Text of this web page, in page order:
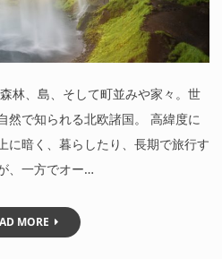
林、島、そして町並みや家々。世
然で知られる北欧諸国。 高緯度に
に暗く、暮らしたり、長期で旅行す
、一方でオー…
MORE